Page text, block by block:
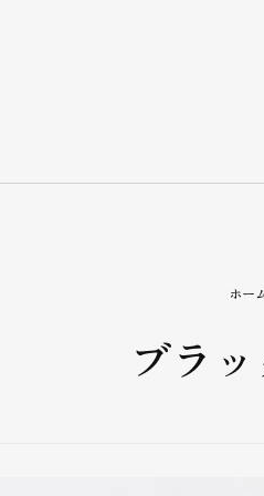
ホー
ブラ